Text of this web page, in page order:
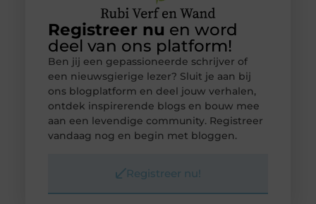
Registreer nu en word
deel van ons platform!
Ben jij een gepassioneerde schrijver of
een nieuwsgierige lezer? Sluit je aan bij
ons blogplatform en deel jouw verhalen,
ontdek inspirerende blogs en bouw mee
aan een levendige community. Registreer
vandaag nog en begin met bloggen.
Registreer nu!